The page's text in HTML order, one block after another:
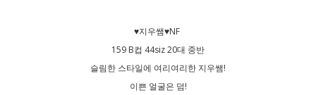
♥지우쌤♥NF
159 B컵 44siz 20대 중반
슬림한 스타일에 여리여리한 지우쌤!
이쁜 얼굴은 덤!